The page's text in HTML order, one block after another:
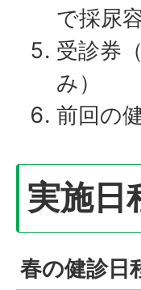
で採尿
受診券
み）
前回の
実施日
春の健診日